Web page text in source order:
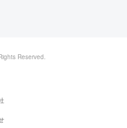
Reserved.